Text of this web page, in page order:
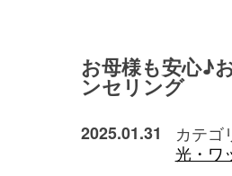
お母様も安心♪
ンセリング
2025.01.31 カテゴ
光・ワ